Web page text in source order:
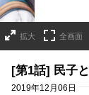
拡大 全画面
[第1話] 民子
2019年12月06日